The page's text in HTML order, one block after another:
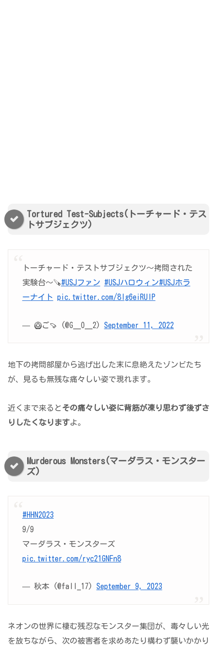
Tortured Test-Subjects(トーチャード・テス
トサブジェクツ)
トーチャード・テストサブジェクツ〜拷問された
実験台～🪚#USJファン #USJハロウィン#USJホラ
ーナイト
pic.twitter.com/8lg6eiRUlP
— 🥝ご🍠 (@G__O__2) September 11, 2022
地下の拷問部屋から逃げ出した末に息絶えたゾンビたち
が、見るも無残な痛々しい姿で現れます。
近くまで来ると その痛々しい姿に背筋が凍り思わず後ずさ
りしたくなりますよ。
Murderous Monsters(マーダラス・モンスター
ズ)
#HHN2023
9/9
マーダラス・モンスターズ
pic.twitter.com/ryc21GNFn8
— 秋本 (@fall_17) September 9, 2023
ネオンの世界に棲む残忍なモンスター集団が、毒々しい光
を放ちながら、次の被害者を求めあたり構わず襲いかかり